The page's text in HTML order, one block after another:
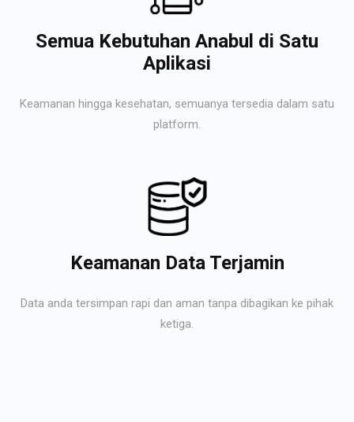
Semua Kebutuhan Anabul di Satu
Aplikasi
Keamanan hingga kesehatan, semuanya tersedia dalam satu
platform.
Keamanan Data Terjamin
Data anda tersimpan rapi dan aman tanpa dibagikan ke pihak
ketiga.